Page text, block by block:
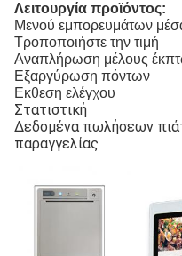
Λειτουργία προϊόντος:
Μενού εμπορευμάτων
Τροποποιήστε την τιμή
Αναπλήρωση μέλους
Εξαργύρωση πόντων
Εκθεση ελέγχου
Στατιστική
Δεδομένα πωλήσεων
παραγγελίας